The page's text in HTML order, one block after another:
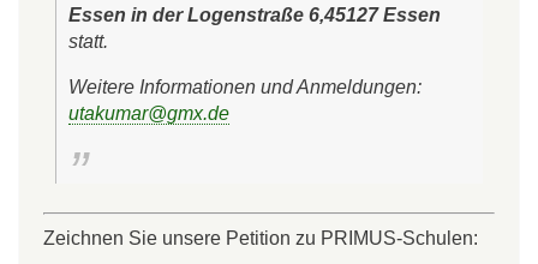
Essen in der Logenstraße 6,45127 Essen
statt.
Weitere Informationen und Anmeldungen:
utakumar@gmx.de
Zeichnen Sie unsere Petition zu PRIMUS-Schulen: